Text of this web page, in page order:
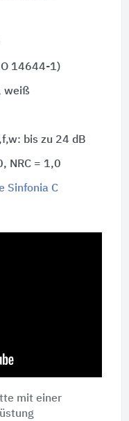
14644-1)
weiß
bis zu 24 dB
NRC = 1,0
Sinfonia C
mit einer